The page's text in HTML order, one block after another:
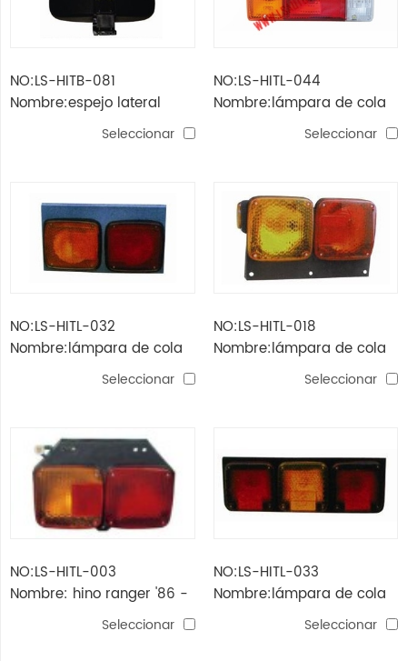
NO:LS-HITB-081
Nombre:espejo lateral
Seleccionar
NO:LS-HITL-044
Nombre:lámpara de cola
dutro / 300'12Seleccionar
NO:LS-HITL-032
Nombre:lámpara de cola
Seleccionar
NO:LS-HITL-018
Nombre:lámpara de cola
Seleccionar
NO:LS-HITL-003
Nombre: hino ranger '86 -
'95 luz traseraSeleccionar
NO:LS-HITL-033
Nombre:lámpara de cola
Seleccionar